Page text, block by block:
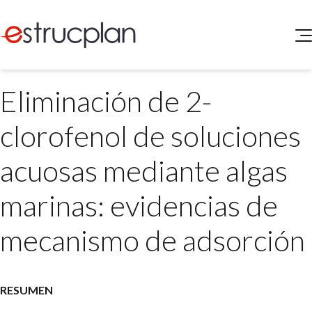
SERVICIOS
Medio Ambiente
Legislación
INGRESAR
Matriz Premium
Matriz Profesional
Eliminación de 2-
clorofenol de soluciones
acuosas mediante algas
marinas: evidencias de
mecanismo de adsorción
RESUMEN